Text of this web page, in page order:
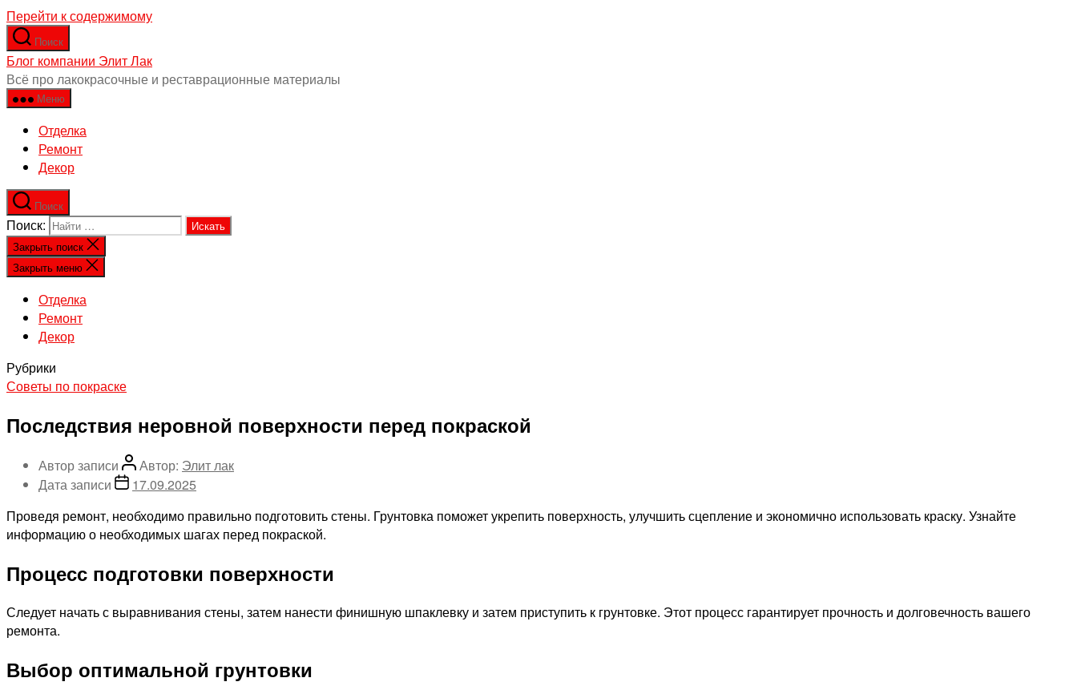
Перейти к содержимому
Поиск
Блог компании Элит Лак
Всё про лакокрасочные и реставрационные материалы
Меню
Отделка
Ремонт
Декор
Поиск
Поиск:
Закрыть поиск
Закрыть меню
Отделка
Ремонт
Декор
Рубрики
Советы по покраске
Последствия неровной поверхности перед покраской
Автор записи Автор: Элит лак
Дата записи
17.09.2025
Проведя ремонт, необходимо правильно подготовить стены. Грунтовка поможет укрепить поверхность, улучшить сцепление и экономично использовать краску. Узнайте
информацию о необходимых шагах перед покраской.
Процесс подготовки поверхности
Следует начать с выравнивания стены, затем нанести финишную шпаклевку и затем приступить к грунтовке. Этот процесс гарантирует прочность и долговечность вашего
ремонта.
Выбор оптимальной грунтовки